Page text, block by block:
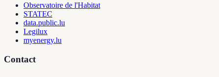
Observatoire de l'Habitat
STATEC
data.public.lu
Legilux
myenergy.lu
Contact